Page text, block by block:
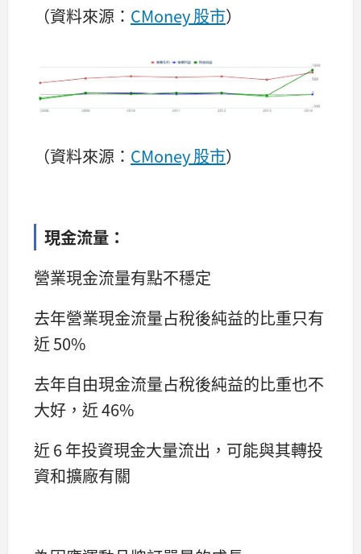
（資料來源： CMoney 股市）
（資料來源： CMoney 股市）
現金流量：
營業現金流量有點不穩定
去年營業現金流量占稅後純益的比重只有
近 50%
去年自由現金流量占稅後純益的比重也不
大好，近 46%
近 6 年投資現金大量流出，可能與其轉投
資和擴廠有關